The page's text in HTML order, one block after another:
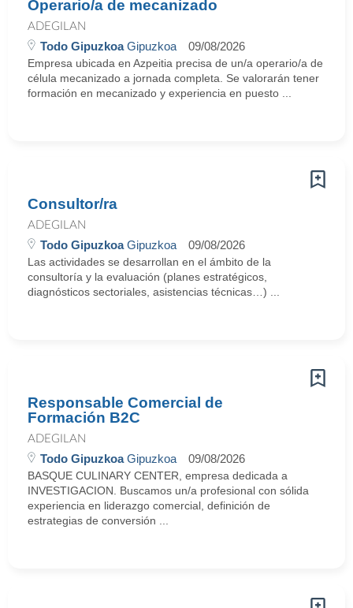
Operario/a de mecanizado
ADEGILAN
Todo GipuzkoaGipuzkoa 09/08/2026
Empresa ubicada en Azpeitia precisa de un/a operario/a de
célula mecanizado a jornada completa. Se valorarán tener
formación en mecanizado y experiencia en puesto ...
Consultor/ra
ADEGILAN
Todo GipuzkoaGipuzkoa 09/08/2026
Las actividades se desarrollan en el ámbito de la
consultoría y la evaluación (planes estratégicos,
diagnósticos sectoriales, asistencias técnicas…) ...
Responsable Comercial de
Formación B2C
ADEGILAN
Todo GipuzkoaGipuzkoa 09/08/2026
BASQUE CULINARY CENTER, empresa dedicada a
INVESTIGACION. Buscamos un/a profesional con sólida
experiencia en liderazgo comercial, definición de
estrategias de conversión ...